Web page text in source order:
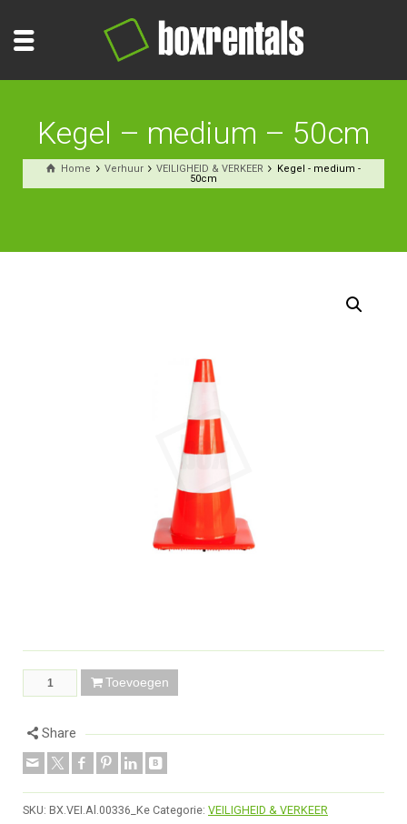
Kegel – medium – 50cm
Home Verhuur VEILIGHEID & VERKEER
Kegel - medium -
50cm
Toevoegen
Share
SKU: BX.VEI.Al.00336_Ke Categorie: VEILIGHEID & VERKEER